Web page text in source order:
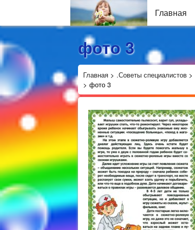
Главная
фото 3
Главная > .Советы специалистов >
> фото 3